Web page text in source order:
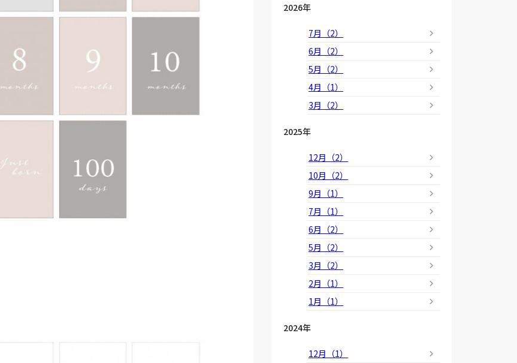
2026年
7月（2）
6月（2）
5月（2）
4月（1）
3月（2）
2025年
12月（2）
10月（2）
9月（1）
7月（1）
6月（2）
5月（2）
3月（2）
2月（1）
1月（1）
2024年
12月（1）